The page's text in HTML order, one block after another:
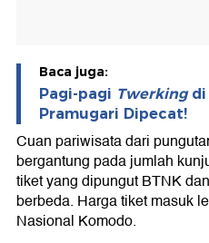
Baca juga:
Pagi-pagi Twerkingdi
Pramugari Dipecat!
Cuan pariwisata dari
bergantung pada jumlah
tiket yang dipungut BTNK
berbeda. Harga tiket masuk
Nasional Komodo.